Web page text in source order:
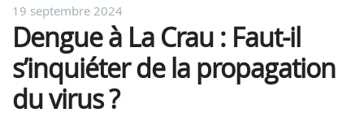
19 septembre 2024
Dengue à La Crau : Faut-il
s’inquiéter de la propagation
du virus ?